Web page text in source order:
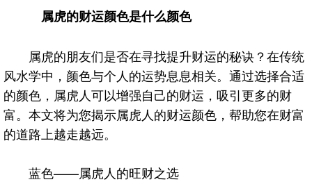
2026丙午年铁笔居士精批年运说明
2025-10-12
属虎的财运颜色是什么颜色
属虎的朋友们是否在寻找提升财运的秘诀？在传统
风水学中，颜色与个人的运势息息相关。通过选择合适
的颜色，属虎人可以增强自己的财运，吸引更多的财
富。本文将为您揭示属虎人的财运颜色，帮助您在财富
的道路上越走越远。
蓝色——属虎人的旺财之选